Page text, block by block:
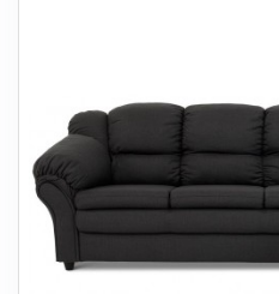
OPBEVARING
TÆPPER
LAMPER
HAVEMØBLER